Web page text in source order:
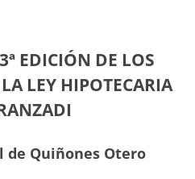
EDICIÓN DE LOS
LEY HIPOTECARIA
de Quiñones Otero